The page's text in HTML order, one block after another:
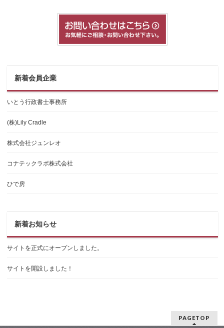
新着会員企業
いとう行政書士事務所
(株)Lily Cradle
株式会社ジュンレオ
コナテックラボ株式会社
ひで房
新着お知らせ
サイトを正式にオープンしました。
サイトを開設しました！
PAGETOP